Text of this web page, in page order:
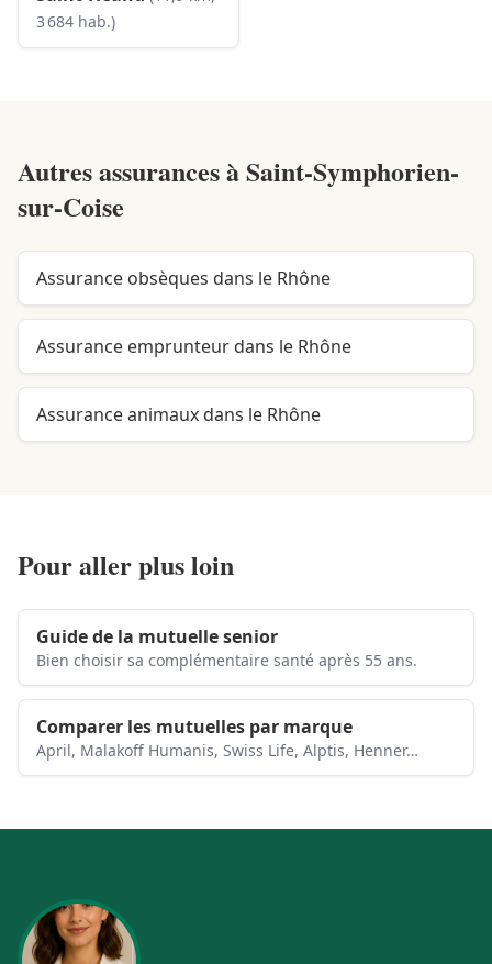
3 684 hab.)
Autres assurances àSaint-Symphorien-
sur-Coise
Assurance obsèques dans le Rhône
Assurance emprunteur dans le Rhône
Assurance animaux dans le Rhône
Pour aller plus loin
Guide de la mutuelle senior
Bien choisir sa complémentaire santé après 55 ans.
Comparer les mutuelles par marque
April, Malakoff Humanis, Swiss Life, Alptis, Henner…